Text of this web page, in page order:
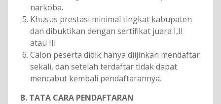
narkoba.
Khusus prestasi minimal tingkat kabupaten
dan dibuktikan dengan sertifikat juara I,II
atau III
Calon peserta didik hanya diijinkan mendaftar
sekali, dan setelah terdaftar tidak dapat
mencabut kembali pendaftarannya.
B. TATA CARA PENDAFTARAN